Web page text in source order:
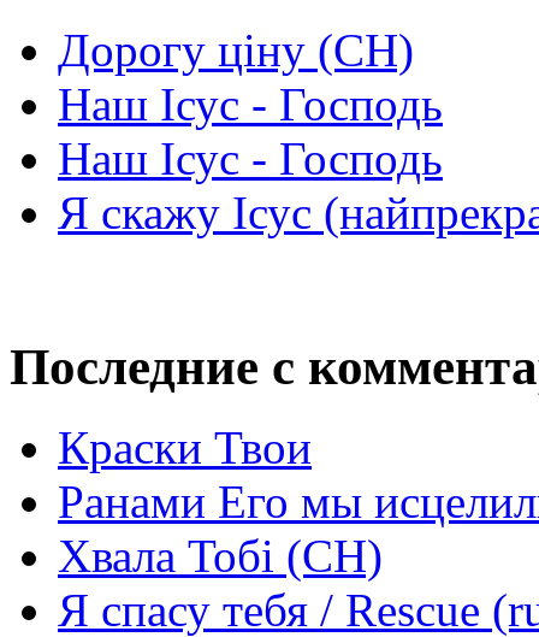
Дорогу ціну (СН)
Наш Ісус - Господь
Наш Ісус - Господь
Я скажу Ісус
Последние с
Краски Твои
Ранами Его мы
Хвала Тобі (СН)
Я спасу тебя / Rescue